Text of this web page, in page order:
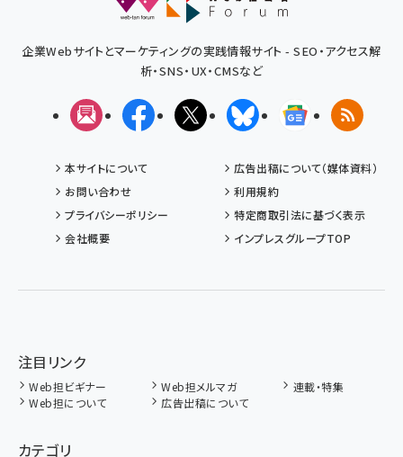
企業Webサイトとマーケティングの実践情報サイト - SEO・アクセス解
析・SNS・UX・CMSなど
メルマガFacebookX(エックス)BlueskyGoogleニュ
RSS
本サイトについて
広告出稿について（媒体資料）
お問い合わせ
利用規約
プライバシーポリシー
特定商取引法に基づく表示
会社概要
インプレスグループTOP
注目リンク
Web担ビギナー Web担メルマガ
連載・特集
Web担について
広告出稿について
カテゴリ